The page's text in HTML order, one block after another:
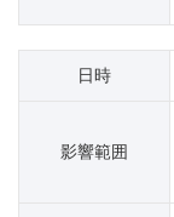
日時
影響範囲